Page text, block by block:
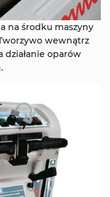
na środku maszyny
wewnątrz
oparów